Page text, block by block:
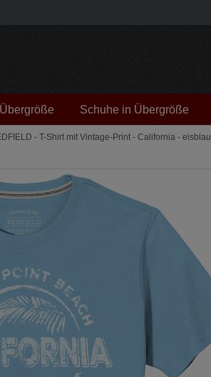
Schuhe in Übergröße
- T-Shirt mit Vintage-Print - California - eisblau